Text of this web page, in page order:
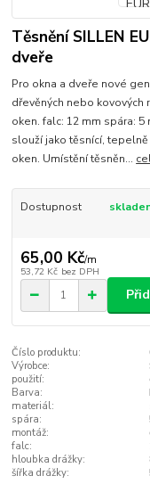
Těsnění SILLEN
dveře
Pro okna a dveře nové
dřevěných nebo kovových
oken. falc: 12 mm spára: 5
slouží jako těsnící, tepelně
oken. Umístění těsněn...
Dostupnost
65,00 Kč/m
53,72 Kč bez DPH
Číslo produktu:
Výrobce:
použití:
Barva:
materiál:
spára:
montáž:
falc:
hloubka drážky:
šířka drážky: